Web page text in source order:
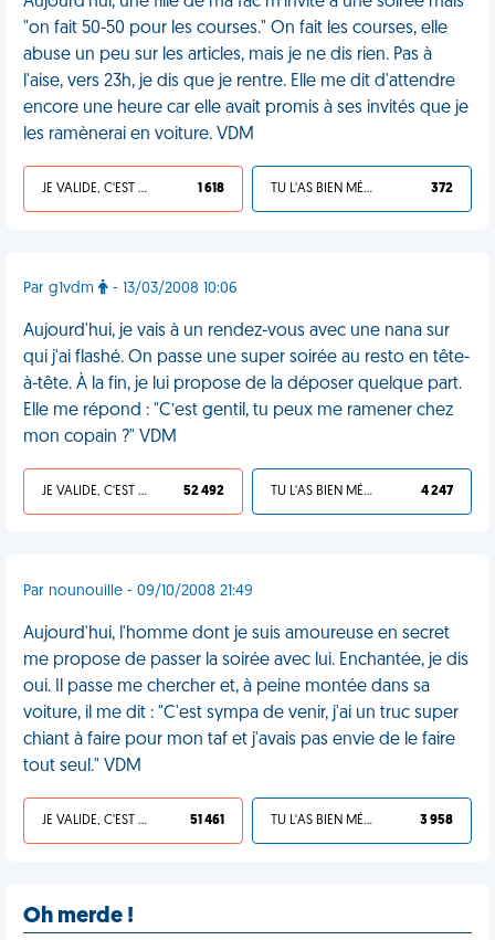
"on fait 50-50 pour les courses." On fait les courses, elle
abuse un peu sur les articles, mais je ne dis rien. Pas à
l'aise, vers 23h, je dis que je rentre. Elle me dit d'attendre
encore une heure car elle avait promis à ses invités que je
les ramènerai en voiture. VDM
JE VALIDE, C'EST UNE VDM 1 618 TU L'AS BIEN MÉRITÉ 372
Par g1vdm - 13/03/2008 10:06
Aujourd'hui, je vais à un rendez-vous avec une nana sur
qui j'ai flashé. On passe une super soirée au resto en tête-
à-tête. À la fin, je lui propose de la déposer quelque part.
Elle me répond : "C’est gentil, tu peux me ramener chez
mon copain ?" VDM
JE VALIDE, C'EST UNE VDM 52 492 TU L'AS BIEN MÉRITÉ 4 247
Par nounouille - 09/10/2008 21:49
Aujourd'hui, l'homme dont je suis amoureuse en secret
me propose de passer la soirée avec lui. Enchantée, je dis
oui. Il passe me chercher et, à peine montée dans sa
voiture, il me dit : "C'est sympa de venir, j'ai un truc super
chiant à faire pour mon taf et j'avais pas envie de le faire
tout seul." VDM
JE VALIDE, C'EST UNE VDM 51 461 TU L'AS BIEN MÉRITÉ 3 958
Oh merde !